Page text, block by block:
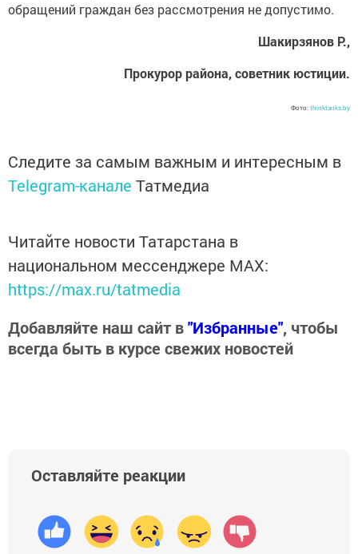
обращений граждан без рассмотрения не допустимо.
Шакирзянов Р.,
Прокурор района, советник юстиции.
Фото: thinktanks.by
Следите за самым важным и интересным в
Telegram-канале Татмедиа
Читайте новости Татарстана в
национальном мессенджере MАХ:
https://max.ru/tatmedia
Добавляйте наш сайт в"Избранные", чтобы
всегда быть в курсе свежих новостей
Оставляйте реакции